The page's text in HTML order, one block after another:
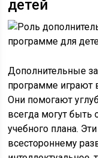
детей
Дополнительные
программе играют
Они помогают
всегда могут
учебного плана.
всестороннему